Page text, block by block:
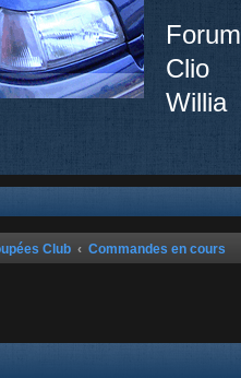
Forum
Clio
Willia
Club Commandes en cours